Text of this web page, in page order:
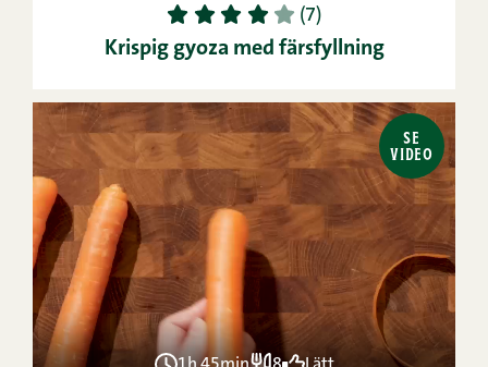
1 2 3 4 5 (7)
Krispig gyoza med färsfyllning
SE
VIDEO